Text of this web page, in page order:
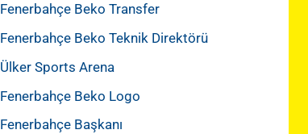
Fenerbahçe Beko Transfer
Fenerbahçe Beko Teknik Direktörü
Ülker Sports Arena
Fenerbahçe Beko Logo
Fenerbahçe Başkanı